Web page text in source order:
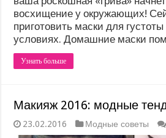
восхищение у окружающих!
приготовить маски для
условиях. Домашние маски
Узнать больше
Макияж 2016: модные
23.02.2016 Модные советы